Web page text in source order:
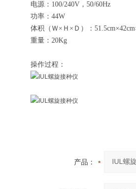
电源：100/240V，50/60Hz
功率：44W
体积（Ｗ×Ｈ×Ｄ）：
重量：20Kg
操作过程：
产品：